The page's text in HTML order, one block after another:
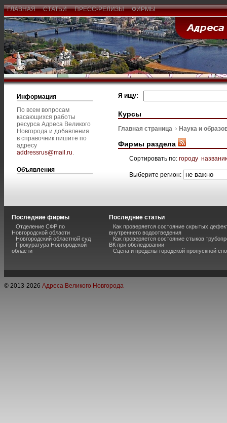
ГЛАВНАЯ СТАТЬИ ПРЕСС-РЕЛИЗЫ ФИРМЫ
Информация
По всем вопросам
касающихся работы
ресурса Адреса Великого
Новгорода и добавления
в справочник пишите по
адресу
addressrus@mail.ru.
Объявления
Я ищу:
Курсы
Главная страница Наука и
Фирмы раздела
Сортировать по: городу
Выберите регион:
Последние фирмы
Отделение СФР по
Новгородской области
Новгородский областной суд
Прокуратура Новгородской
области
Последние статьи
Как проверяется состояние скрытых
внутреннего водоотведения
Как проверяется состояние стыков
ВК при обследовании
Сцена и пределы городской пропускной
© 2013-2026 Адреса Великого Новгорода